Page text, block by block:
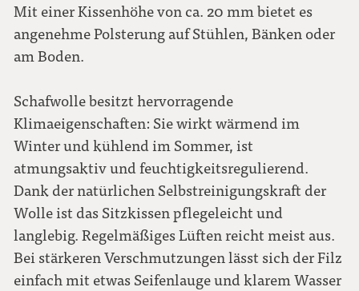
Mit einer Kissenhöhe von ca. 20 mm bietet es
angenehme Polsterung auf Stühlen, Bänken oder
am Boden.
Schafwolle besitzt hervorragende
Klimaeigenschaften: Sie wirkt wärmend im
Winter und kühlend im Sommer, ist
atmungsaktiv und feuchtigkeitsregulierend.
Dank der natürlichen Selbstreinigungskraft der
Wolle ist das Sitzkissen pflegeleicht und
langlebig. Regelmäßiges Lüften reicht meist aus.
Bei stärkeren Verschmutzungen lässt sich der Filz
einfach mit etwas Seifenlauge und klarem Wasser